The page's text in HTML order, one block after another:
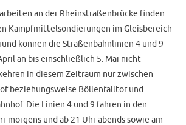
an der Rheinstraßenbrücke finden
Kampfmittelsondierungen im Gleisbereich
können die Straßenbahnlinien 4 und 9
an bis einschließlich 5. Mai nicht
in diesem Zeitraum nur zwischen
beziehungsweise Böllenfalltor und
Die Linien 4 und 9 fahren in den
morgens und ab 21 Uhr abends sowie am